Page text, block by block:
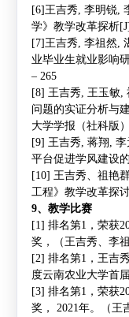
[6]王吉秀 李明锐,
学》教学改革探析
[7]王吉秀 李祖然
业毕业生就业影响
– 265
[8] 王吉秀 王玉敏,
问题的实证分析与
大学学报（社科版）
[9] 王吉秀 蒋翔 李
平台促进学风建设
[10] 王吉秀、祖艳
工程》教学改革探
9、教学比赛
[1] 排名第1 ，荣获
奖，（ 王吉秀 、李
[2] 排名第1 ， 王吉秀
度云南农业大学首
[3] 排名第1 ，荣获
奖，
2021年。（ 王